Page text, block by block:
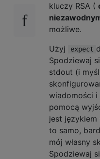
kluczy RSA (
możliwe.
Użyj
expect
Spodziewaj
stdout (i
wiadomości i
pomocą
jest językiem
to samo,
mój własny
Spodziewaj